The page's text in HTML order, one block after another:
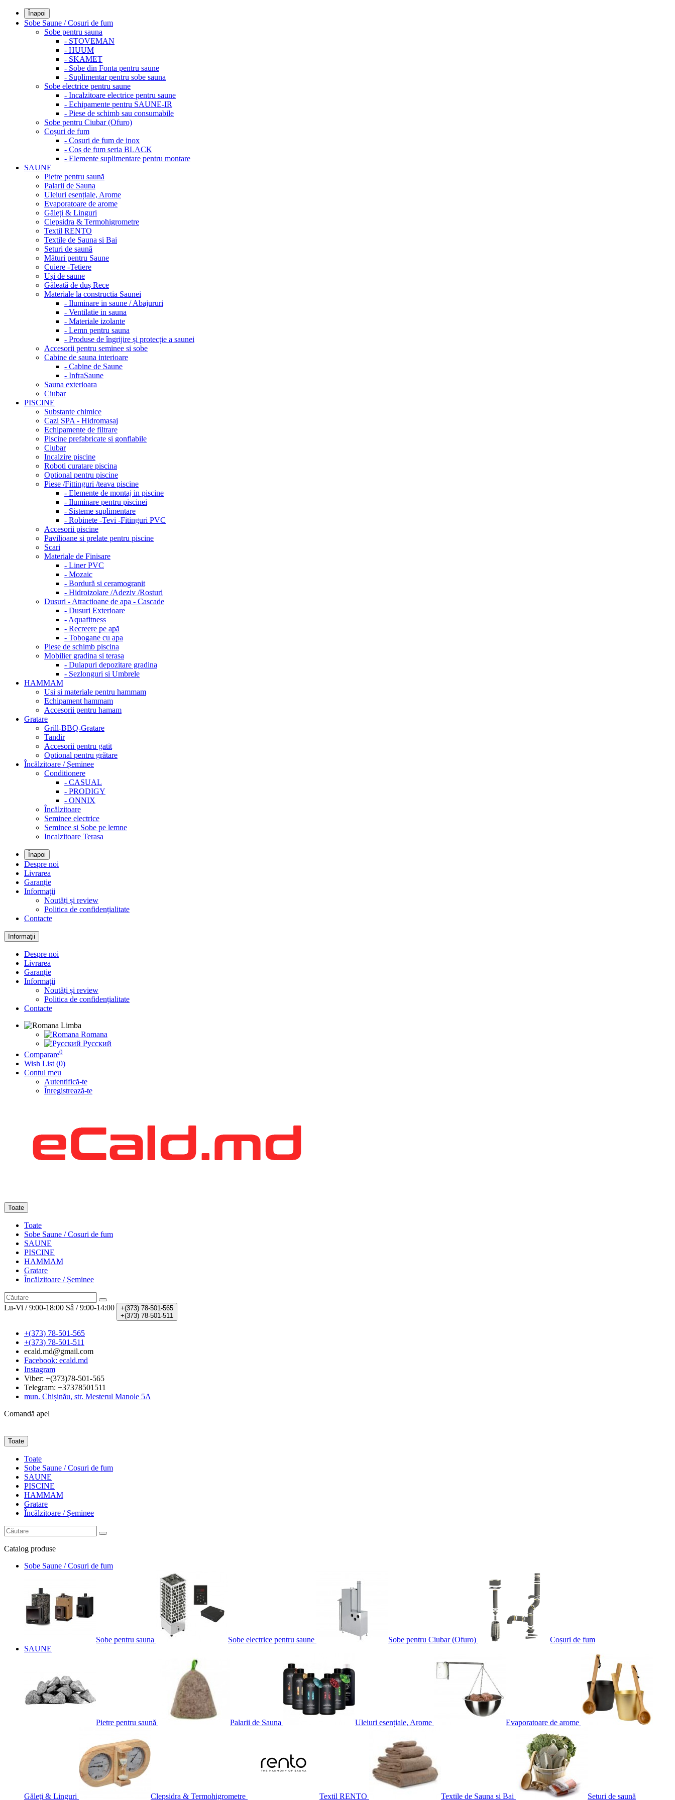
Înapoi
Sobe Saune / Cosuri de fum
Sobe pentru sauna
- STOVEMAN
- HUUM
- SKAMET
- Sobe din Fonta pentru saune
- Suplimentar pentru sobe sauna
Sobe electrice pentru saune
- Incalzitoare electrice pentru saune
- Echipamente pentru SAUNE-IR
- Piese de schimb sau consumabile
Sobe pentru Ciubar (Ofuro)
Coșuri de fum
- Cosuri de fum de inox
- Coș de fum seria BLACK
- Elemente suplimentare pentru montare
SAUNE
Pietre pentru saună
Palarii de Sauna
Uleiuri esențiale, Arome
Evaporatoare de arome
Găleți & Linguri
Clepsidra & Termohigrometre
Textil RENTO
Textile de Sauna si Bai
Seturi de saună
Mături pentru Saune
Cuiere -Tetiere
Uși de saune
Găleată de duș Rece
Materiale la constructia Saunei
- Iluminare in saune / Abajururi
- Ventilatie in sauna
- Materiale izolante
- Lemn pentru sauna
- Produse de îngrijire și protecție a saunei
Accesorii pentru seminee si sobe
Cabine de sauna interioare
- Cabine de Saune
- InfraSaune
Sauna exterioara
Ciubar
PISCINE
Substante chimice
Cazi SPA - Hidromasaj
Echipamente de filtrare
Piscine prefabricate si gonflabile
Ciubar
Incalzire piscine
Roboti curatare piscina
Optional pentru piscine
Piese /Fittinguri /teava piscine
- Elemente de montaj in piscine
- Iluminare pentru piscinei
- Sisteme suplimentare
- Robinete -Tevi -Fitinguri PVC
Accesorii piscine
Pavilioane si prelate pentru piscine
Scari
Materiale de Finisare
- Liner PVC
- Mozaic
- Bordură si ceramogranit
- Hidroizolare /Adeziv /Rosturi
Dusuri - Atractioane de apa - Cascade
- Dusuri Exterioare
- Aquafitness
- Recreere pe apă
- Tobogane cu apa
Piese de schimb piscina
Mobilier gradina si terasa
- Dulapuri depozitare gradina
- Sezlonguri si Umbrele
HAMMAM
Usi si materiale pentru hammam
Echipament hammam
Accesorii pentru hamam
Gratare
Grill-BBQ-Gratare
Tandir
Accesorii pentru gatit
Optional pentru grătare
Încălzitoare / Șeminee
Conditionere
- CASUAL
- PRODIGY
- ONNIX
Încălzitoare
Seminee electrice
Seminee si Sobe pe lemne
Incalzitoare Terasa
Înapoi
Despre noi
Livrarea
Garanție
Informații
Noutăți și review
Politica de confidențialitate
Contacte
Informații
Despre noi
Livrarea
Garanție
Informații
Noutăți și review
Politica de confidențialitate
Contacte
Limba
Romana
Русский
Comparare0
Wish List (0)
Contul meu
Autentifică-te
Înregistrează-te
Toate
Toate
Sobe Saune / Cosuri de fum
SAUNE
PISCINE
HAMMAM
Gratare
Încălzitoare / Șeminee
Lu-Vi / 9:00-18:00 Sâ / 9:00-14:00 +(373) 78-501-565
+(373) 78-501-511
+(373) 78-501-565
+(373) 78-501-511
ecald.md@gmail.com
Facebook: ecald.md
Instagram
Viber: +(373)78-501-565
Telegram: +37378501511
mun. Chișinău, str. Mesterul Manole 5A
Comandă apel
Toate
Toate
Sobe Saune / Cosuri de fum
SAUNE
PISCINE
HAMMAM
Gratare
Încălzitoare / Șeminee
Catalog produse
Sobe Saune / Cosuri de fum
Sobe pentru sauna Sobe electrice pentru saune Sobe pentru Ciubar (Ofuro)
Coșuri de fum
SAUNE
Pietre pentru saună Palarii de Sauna Uleiuri esențiale, Arome Evaporatoare de arome
Găleți & Linguri Clepsidra & Termohigrometre Textil RENTO Textile de Sauna si Bai Seturi de saună